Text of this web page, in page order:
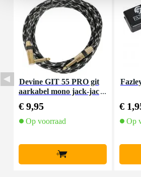
Devine GIT 55 PRO git
aarkabel mono jack-jac
€ 9,95
Op voorraad
+
€
Op